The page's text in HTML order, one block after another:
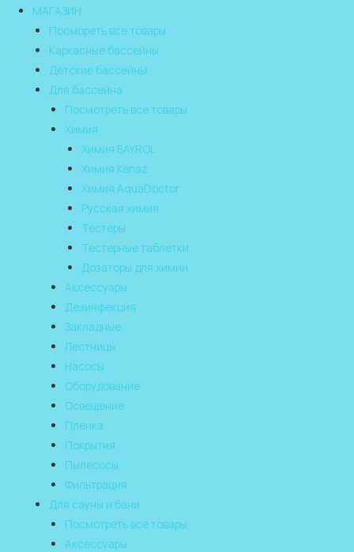
МАГАЗИН
Посмореть все товары
Каркасные бассейны
Детские бассейны
Для бассейна
Посмотреть все товары
Химия
Химия BAYROL
Химия Kenaz
Химия AquaDoctor
Русская химия
Тестеры
Тестерные таблетки
Дозаторы для химии
Аксессуары
Дезинфекция
Закладные
Лестницы
Насосы
Оборудование
Освещение
Пленка
Покрытия
Пылесосы
Фильтрация
Для сауны и бани
Посмотреть все товары
Аксессуары